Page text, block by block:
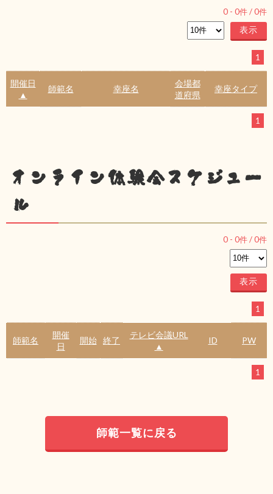
0 - 0件 /0件
1
開催日
▲
師範名 幸座名
会場都
道府県
幸座タイプ
1
オンライン体験会スケジュー
ル
0 - 0件 /0件
1
師範名
開催
日
開始 終了
テレビ会議URL
▲
ID PW
1
師範一覧に戻る